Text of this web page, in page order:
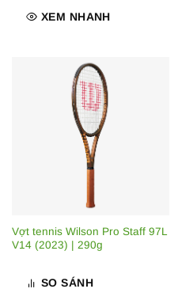
XEM NHANH
Vợt tennis Wilson Pro Staff 97L
V14 (2023) | 290g
SO SÁNH